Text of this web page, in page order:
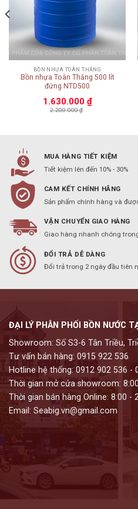
BỒN NHỰA TOÀN THẮNG
Bồn nhựa Toàn Thắng 500 lít
đứng NTD500
1.630.000 ₫
2.200.000₫
MUA HÀNG TIẾT KIỆM
Tiết kiệm lên đến 10% - 30%
CAM KẾT CHÍNH HÃNG
Sản phẩm chính hàng và
VẬN CHUYỂN GIAO HÀNG
Giao hàng nhanh chóng
ĐỔI TRẢ DỄ DÀNG
Đổi trả trong 2 ngày đầu tiên
ĐẠI LÝ PHÂN PHỐI BỒN NƯỚC
Showroom: Số S3-6 Tân Triều,
Tư vấn bán hàng: 0915 922 536
Hotline hệ thống: 0912 902 536 -
Thời gian mở cửa showroom:
Thời gian bán hàng Online: 8:00 -
Email: Seabig.vn@gmail.com